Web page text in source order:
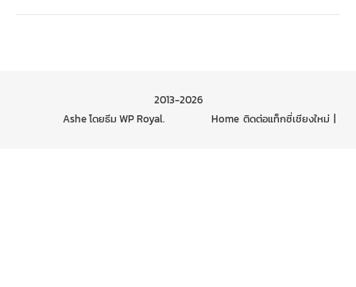
2013-2026
Home ติดต่อแท็กซี่เชียงใหม่
Ashe โดยธีม WP Royal.